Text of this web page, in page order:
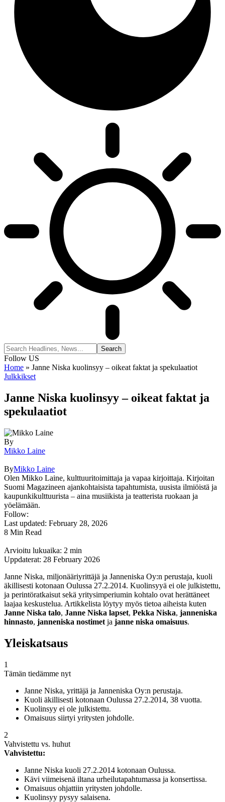
Follow US
Home » Janne Niska kuolinsyy – oikeat faktat ja spekulaatiot
Julkkikset
Janne Niska kuolinsyy – oikeat faktat ja
spekulaatiot
By
Mikko Laine
ByMikko Laine
Olen Mikko Laine, kulttuuritoimittaja ja vapaa kirjoittaja. Kirjoitan
Suomi Magazineen ajankohtaisista tapahtumista, uusista ilmiöistä ja
kaupunkikulttuurista – aina musiikista ja teatterista ruokaan ja
yöelämään.
Follow:
Last updated: February 28, 2026
8 Min Read
Arvioitu lukuaika: 2 min
Uppdaterat: 28 February 2026
Janne Niska, miljonääriyrittäjä ja Janneniska Oy:n perustaja, kuoli
äkillisesti kotonaan Oulussa 27.2.2014. Kuolinsyyä ei ole julkistettu,
ja perintöratkaisut sekä yritysimperiumin kohtalo ovat herättäneet
laajaa keskustelua. Artikkelista löytyy myös tietoa aiheista kuten
Janne Niska talo, Janne Niska lapset, Pekka Niska, janneniska
hinnasto, janneniska nostimet ja janne niska omaisuus.
Yleiskatsaus
1
Tämän tiedämme nyt
Janne Niska, yrittäjä ja Janneniska Oy:n perustaja.
Kuoli äkillisesti kotonaan Oulussa 27.2.2014, 38 vuotta.
Kuolinsyy ei ole julkistettu.
Omaisuus siirtyi yritysten johdolle.
2
Vahvistettu vs. huhut
Vahvistettu:
Janne Niska kuoli 27.2.2014 kotonaan Oulussa.
Kävi viimeisenä iltana urheilutapahtumassa ja konsertissa.
Omaisuus ohjattiin yritysten johdolle.
Kuolinsyy pysyy salaisena.